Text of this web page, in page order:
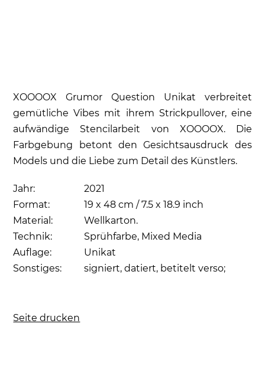
XOOOOX Grumor Question Unikat verbreitet
gemütliche Vibes mit ihrem Strickpullover, eine
aufwändige Stencilarbeit von XOOOOX. Die
Farbgebung betont den Gesichtsausdruck des
Models und die Liebe zum Detail des Künstlers.
Jahr:
2021
Format:
19 x 48 cm / 7.5 x 18.9 inch
Material:
Wellkarton.
Technik:
Sprühfarbe, Mixed Media
Auflage:
Unikat
Sonstiges:
signiert, datiert, betitelt verso;
Seite drucken